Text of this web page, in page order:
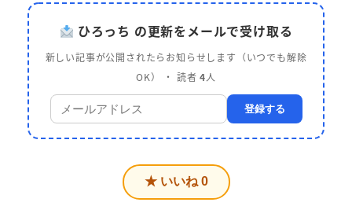
ひろっち の更新をメールで受け取る
新しい記事が公開されたらお知らせします（いつでも解除
OK） ・ 読者4人
登録する
★ いいね 0